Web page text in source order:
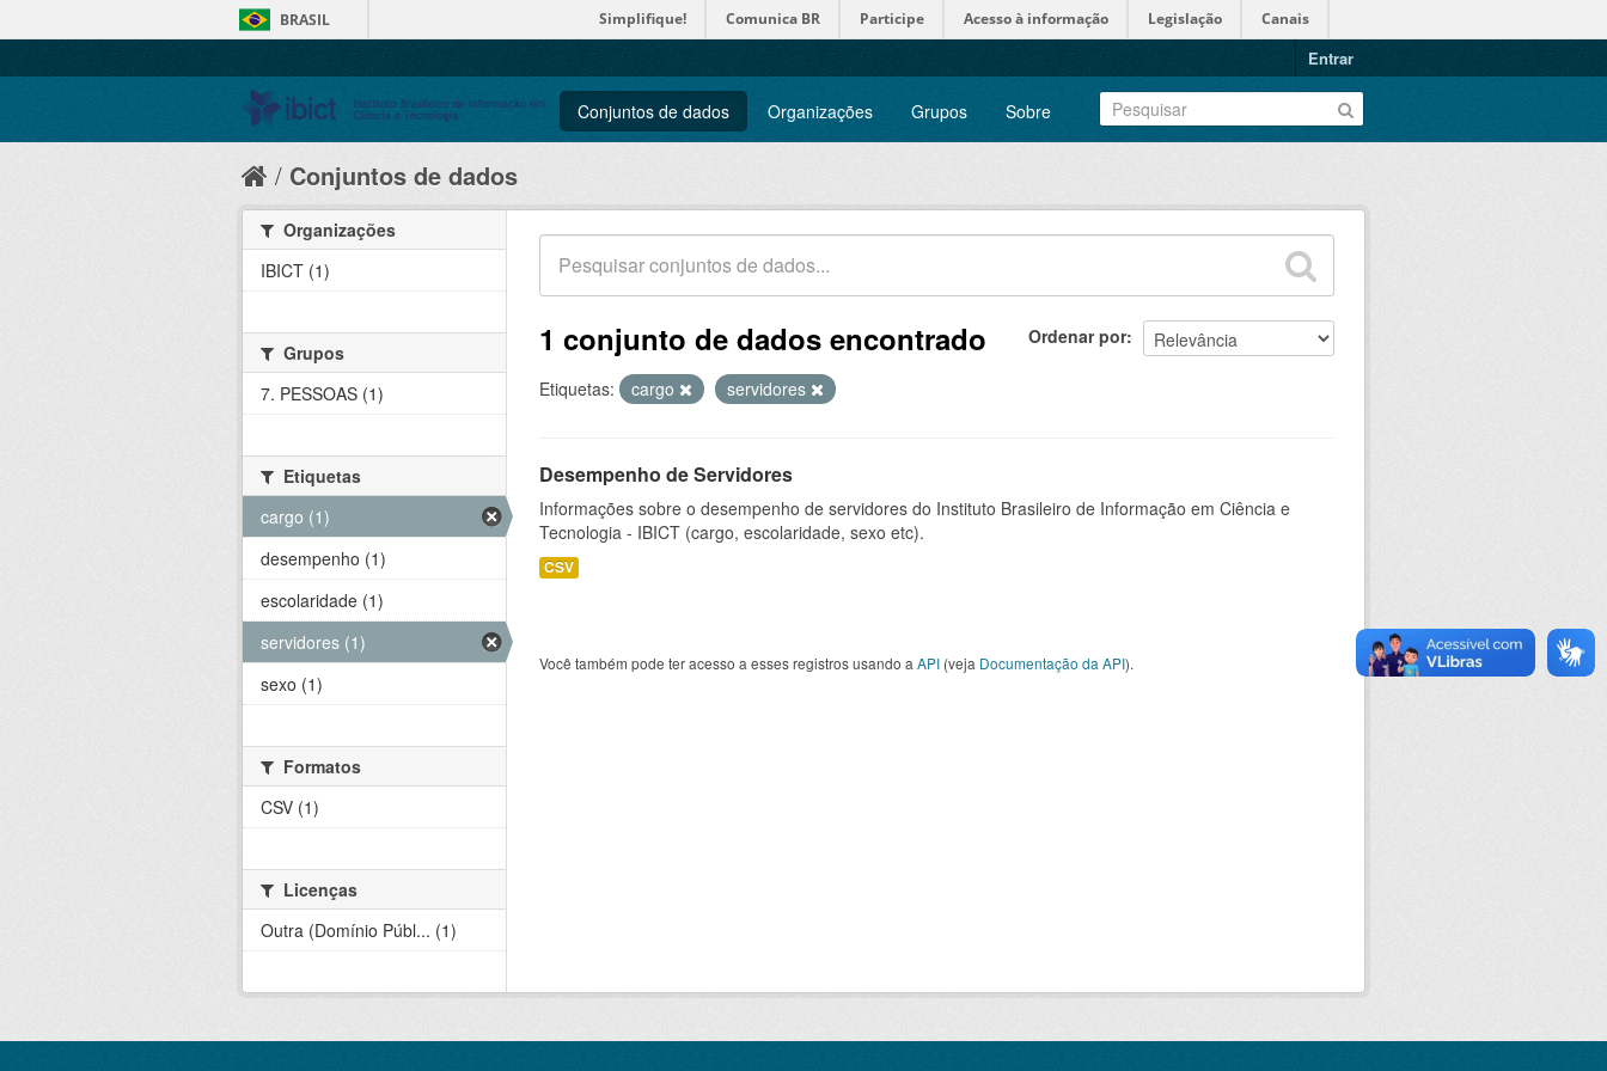
BRASIL Simplifique! Comunica BR Participe Acesso à informação Legislação Canais
Entrar
Conjuntos de dados Organizações Grupos Sobre
Conjuntos de dados
Ordenar por
1 conjunto de dados encontrado
Etiquetas: cargo servidores
Desempenho de Servidores
Informações sobre o desempenho de servidores do Instituto Brasileiro de Informação em Ciência e
Tecnologia - IBICT (cargo, escolaridade, sexo etc).
CSV
Você também pode ter acesso a esses registros usando a API (veja Documentação da API).
Organizações
IBICT (1)
Grupos
7. PESSOAS (1)
Etiquetas
cargo (1)
desempenho (1)
escolaridade (1)
servidores (1)
sexo (1)
Formatos
CSV (1)
Licenças
Outra (Domínio Públ... (1)